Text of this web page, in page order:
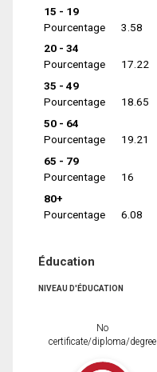
15 - 19
Pourcentage
3.58
20 - 34
Pourcentage
17.22
35 - 49
Pourcentage
18.65
50 - 64
Pourcentage
19.21
65 - 79
Pourcentage
16
80+
Pourcentage
6.08
Éducation
NIVEAU D'ÉDUCATION
No
certificate/diploma/degree